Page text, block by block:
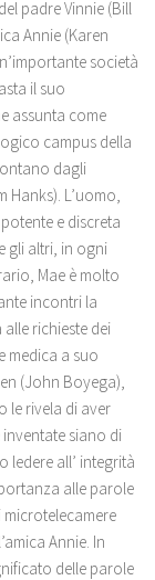
padre Vinnie (Bill
Annie (Karen
società
il suo
assunta come
campus della
dagli
L’uomo,
e discreta
gli altri, in ogni
Mae è molto
incontri la
richieste dei
medica a suo
(John Boyega),
le rivela di aver
siano di
ledere all’ integrità
alle parole
microtelecamere
Annie. In
delle parole